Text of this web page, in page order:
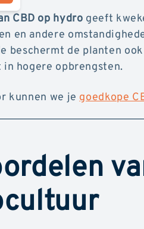
CBD op hydro geeft
en andere
beschermt de planten
hogere opbrengsten.
kunnen we je goedkope